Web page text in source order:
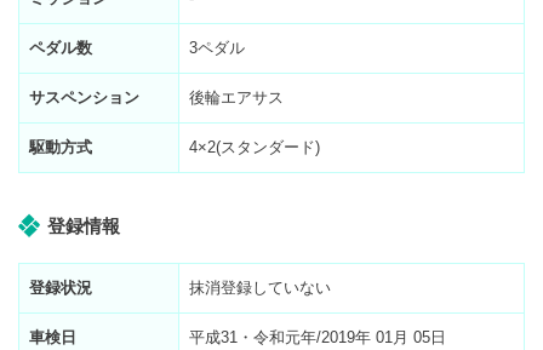
ペダル数 3ペダル
サスペンション 後輪エアサス
駆動方式 4×2(スタンダード)
登録情報
登録状況 抹消登録していない
車検日 平成31・令和元年/2019年 01月 05日